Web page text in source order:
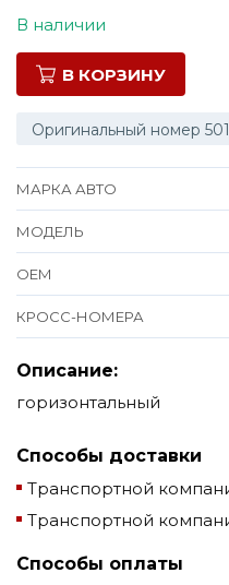
В наличии
В КОРЗИНУ
Оригинальный номер
МАРКА АВТО
МОДЕЛЬ
ОЕМ
КРОСС-НОМЕРА
Описание:
горизонтальный
Способы доставки
Транспортной
Транспортной
Способы оплаты